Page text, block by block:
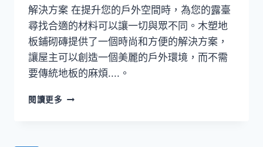
解決方案 在提升您的戶外空間時，為您的露臺
尋找合適的材料可以讓一切與眾不同。木塑地
板鋪砌磚提供了一個時尚和方便的解決方案，
讓屋主可以創造一個美麗的戶外環境，而不需
要傳統地板的麻煩....。
閱讀更多